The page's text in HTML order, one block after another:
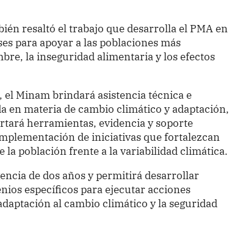
resaltó el trabajo que desarrolla el PMA en
para apoyar a las poblaciones más
la inseguridad alimentaria y los efectos
el Minam brindará asistencia técnica e
en materia de cambio climático y adaptación,
herramientas, evidencia y soporte
de iniciativas que fortalezcan
la población frente a la variabilidad climática.
de dos años y permitirá desarrollar
específicos para ejecutar acciones
al cambio climático y la seguridad